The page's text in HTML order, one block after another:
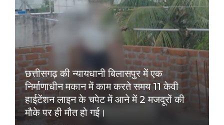
छत्तीसगढ़ की न्यायधानी बिलासपुर में एक
निर्माणाधीन मकान में काम करते समय 11 केवी
हाईटेंशन लाइन के चपेट में आने में 2 मजदूरों की
मौके पर ही मौत हो गई।